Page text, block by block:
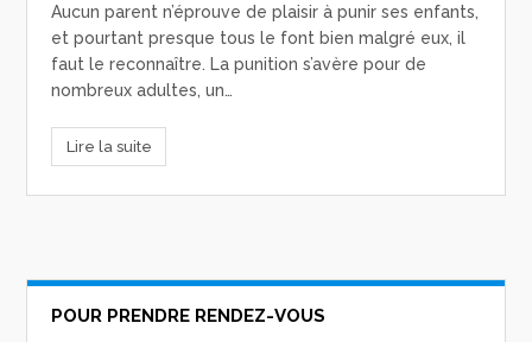
Aucun parent n’éprouve de plaisir à punir ses enfants,
et pourtant presque tous le font bien malgré eux, il
faut le reconnaître. La punition s’avère pour de
nombreux adultes, un…
Lire la suite
POUR PRENDRE RENDEZ-VOUS